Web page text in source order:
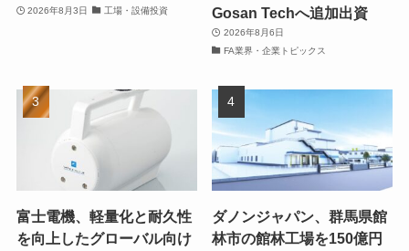
2026年8月3日 工場・設備投資
Gosan Techへ追加出資
2026年8月6日
FA業界・企業トピックス
富士電機、軽量化と耐久性
を向上したグローバル向け
ダノンジャパン、群馬県館
林市の館林工場を150億円